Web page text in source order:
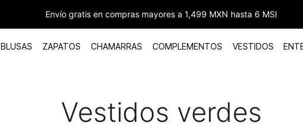
Envío gratis en compras mayores a 1,499 MXN hasta 6 MSI
BLUSAS ZAPATOS CHAMARRAS COMPLEMENTOS VESTIDOS
Vestidos verdes